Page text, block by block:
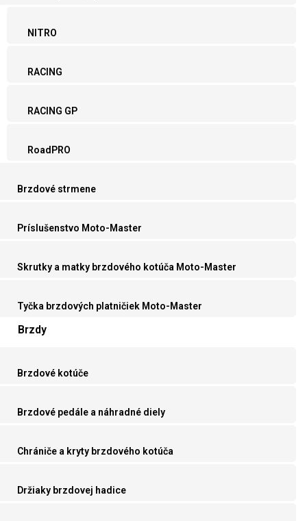
NITRO
RACING
RACING GP
RoadPRO
Brzdové strmene
Príslušenstvo Moto-Master
Skrutky a matky brzdového kotúča Moto-Master
Tyčka brzdových platničiek Moto-Master
Brzdy
Brzdové kotúče
Brzdové pedále a náhradné diely
Chrániče a kryty brzdového kotúča
Držiaky brzdovej hadice